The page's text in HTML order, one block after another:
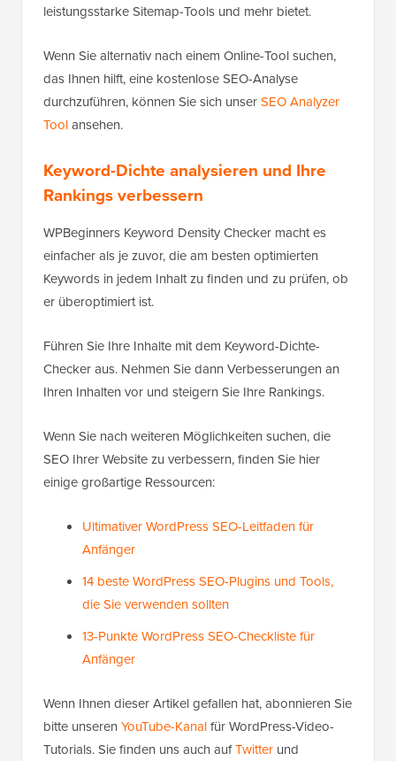
leistungsstarke Sitemap-Tools und mehr bietet.
Wenn Sie alternativ nach einem Online-Tool suchen,
das Ihnen hilft, eine kostenlose SEO-Analyse
durchzuführen, können Sie sich unserSEO Analyzer
Toolansehen.
Keyword-Dichte analysieren und Ihre
Rankings verbessern
WPBeginners Keyword Density Checker macht es
einfacher als je zuvor, die am besten optimierten
Keywords in jedem Inhalt zu finden und zu prüfen, ob
er überoptimiert ist.
Führen Sie Ihre Inhalte mit dem Keyword-Dichte-
Checker aus. Nehmen Sie dann Verbesserungen an
Ihren Inhalten vor und steigern Sie Ihre Rankings.
Wenn Sie nach weiteren Möglichkeiten suchen, die
SEO Ihrer Website zu verbessern, finden Sie hier
einige großartige Ressourcen:
Ultimativer WordPress SEO-Leitfaden für
Anfänger
14 beste WordPress SEO-Plugins und Tools,
die Sie verwenden sollten
13-Punkte WordPress SEO-Checkliste für
Anfänger
Wenn Ihnen dieser Artikel gefallen hat, abonnieren Sie
bitte unseren YouTube-Kanalfür WordPress-Video-
Tutorials. Sie finden uns auch aufTwitter und